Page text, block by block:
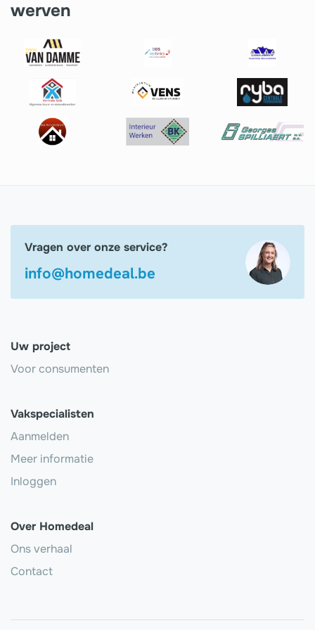
werven
Vragen over onze service?
info@homedeal.be
Uw project
Voor consumenten
Vakspecialisten
Aanmelden
Meer informatie
Inloggen
Over Homedeal
Ons verhaal
Contact